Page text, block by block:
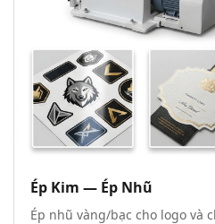
Ép Kim — Ép Nhũ
Ép nhũ vàng/bạc cho logo và